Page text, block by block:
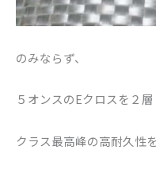
のみならず、
５オンスのEクロスを２層
クラス最高峰の高耐久性